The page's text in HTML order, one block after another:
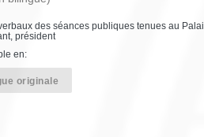
des séances publiques tenues au
président
en:
originale